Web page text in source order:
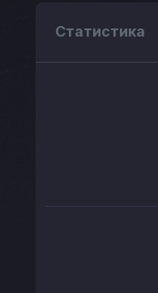
Статистика